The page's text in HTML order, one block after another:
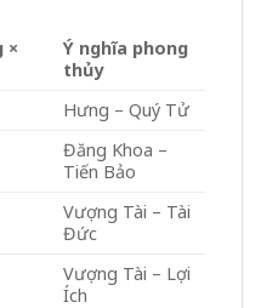
×
Ý nghĩa phong
thủy
Hưng – Quý Tử
Đăng Khoa –
Tiến Bảo
Vượng Tài – Tài
Đức
Vượng Tài – Lợi
Ích